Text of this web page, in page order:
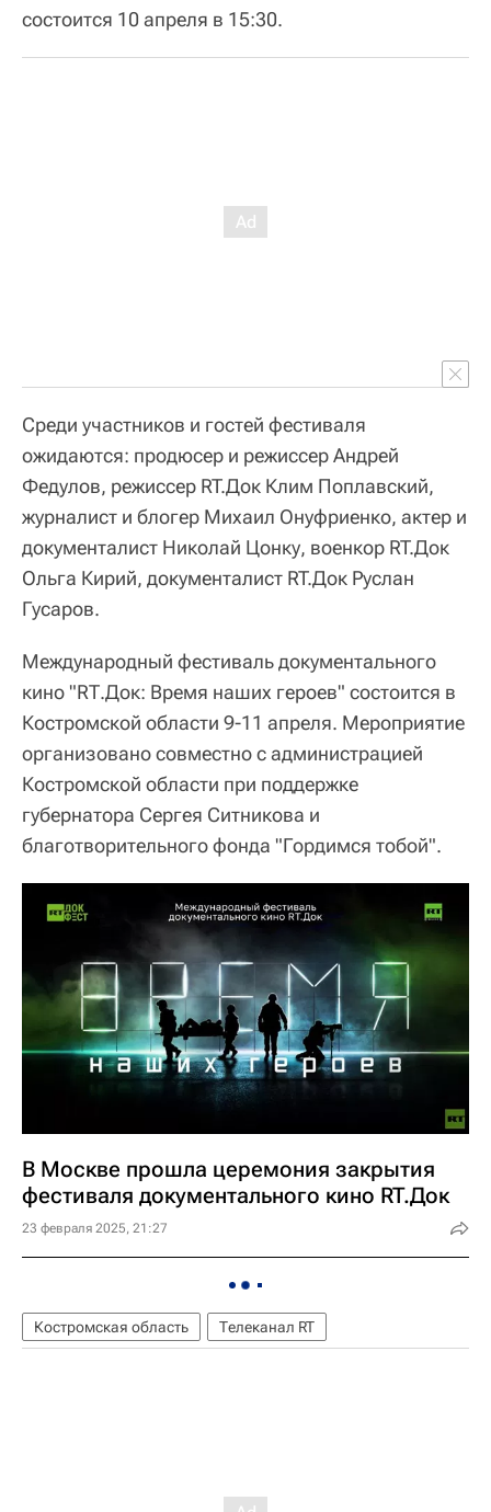
состоится 10 апреля в 15:30.
Среди участников и гостей фестиваля
ожидаются: продюсер и режиссер Андрей
Федулов, режиссер RT.Док Клим Поплавский,
журналист и блогер Михаил Онуфриенко, актер и
документалист Николай Цонку, военкор RT.Док
Ольга Кирий, документалист RT.Док Руслан
Гусаров.
Международный фестиваль документального
кино "RТ.Док: Время наших героев" состоится в
Костромской области 9-11 апреля. Мероприятие
организовано совместно с администрацией
Костромской области при поддержке
губернатора Сергея Ситникова и
благотворительного фонда "Гордимся тобой".
В Москве прошла церемония закрытия
фестиваля документального кино RT.Док
23 февраля 2025, 21:27
Костромская область Телеканал RT